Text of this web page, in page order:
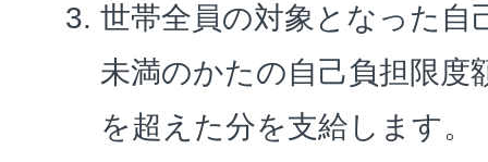
世帯全員の対象となった自
未満のかたの自己負担限度
を超えた分を支給します。